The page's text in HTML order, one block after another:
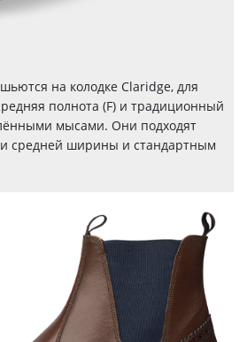
на колодке Claridge, для
полнота (F) и традиционный
мысами. Они подходят
средней ширины и стандартным